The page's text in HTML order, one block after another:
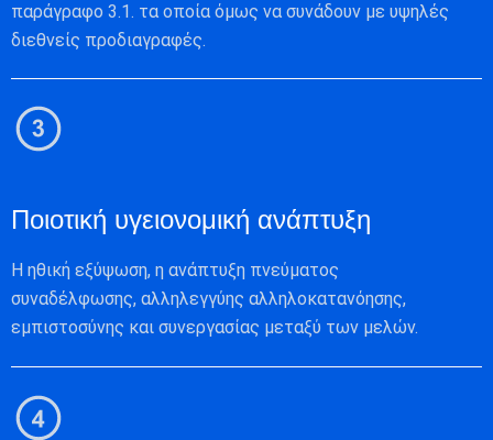
παράγραφο 3.1. τα οποία όμως να συνάδουν με υψηλές
διεθνείς προδιαγραφές.
Ποιοτική υγειονομική ανάπτυξη
Η ηθική εξύψωση, η ανάπτυξη πνεύματος
συναδέλφωσης, αλληλεγγύης αλληλοκατανόησης,
εμπιστοσύνης και συνεργασίας μεταξύ των μελών.